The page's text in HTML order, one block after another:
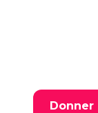
Donner